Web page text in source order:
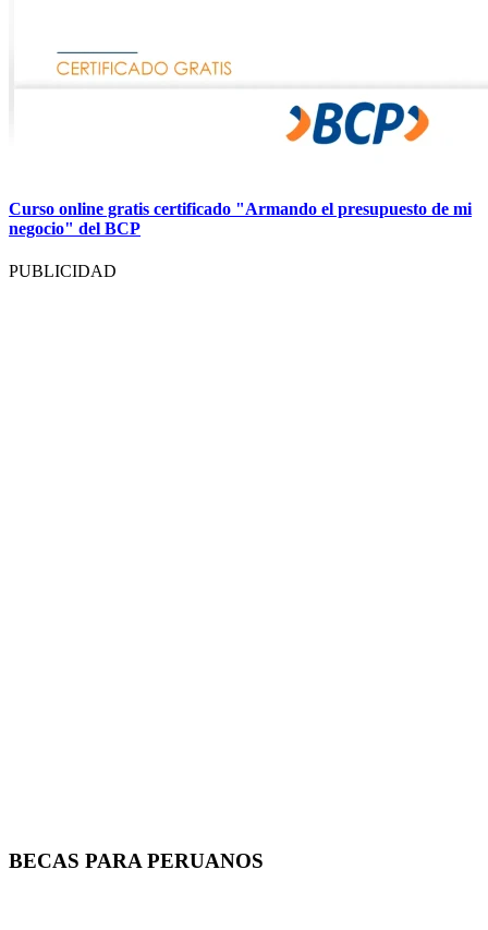
Curso online gratis certificado "Armando el presupuesto de mi
negocio" del BCP
PUBLICIDAD
BECAS PARA PERUANOS